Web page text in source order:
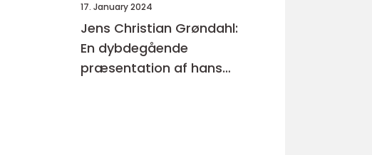
17. January 2024
Jens Christian Grøndahl:
En dybdegående
præsentation af hans